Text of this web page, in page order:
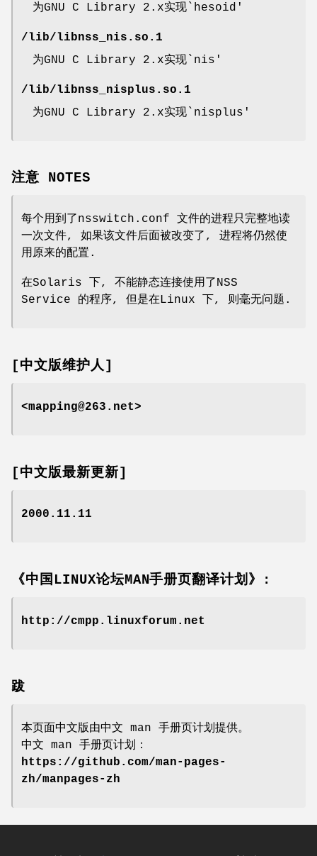
为GNU C Library 2.x实现`hesoid'
/lib/libnss_nis.so.1
为GNU C Library 2.x实现`nis'
/lib/libnss_nisplus.so.1
为GNU C Library 2.x实现`nisplus'
注意 NOTES
每个用到了nsswitch.conf 文件的进程只完整地读
一次文件, 如果该文件后面被改变了, 进程将仍然使
用原来的配置.
在Solaris 下, 不能静态连接使用了NSS
Service 的程序, 但是在Linux 下, 则毫无问题.
[中文版维护人]
<mapping@263.net>
[中文版最新更新]
2000.11.11
《中国LINUX论坛MAN手册页翻译计划》:
http://cmpp.linuxforum.net
跋
本页面中文版由中文 man 手册页计划提供。
中文 man 手册页计划：
https://github.com/man-pages-
zh/manpages-zh